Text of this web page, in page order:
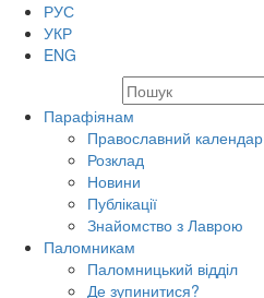
РУС
УКР
ENG
Парафіянам
Православний календар
Розклад
Новини
Публікації
Знайомство з Лаврою
Паломникам
Паломницький відділ
Де зупинитися?